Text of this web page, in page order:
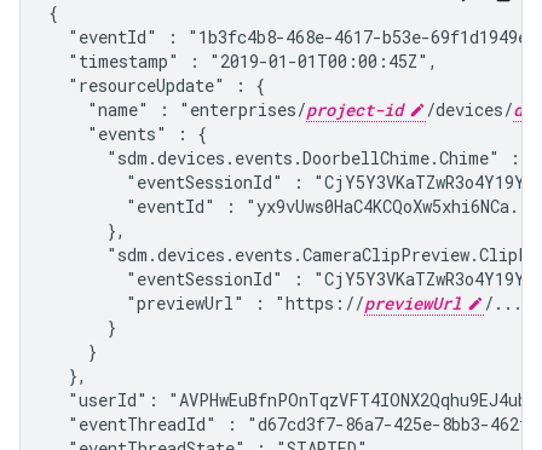
{
"eventId" : "1b3fc4b8-468e-4617-b53e-
  "timestamp" : "2019-01-01T00:00:45Z",
  "resourceUpdate" : {
    "name" : "enterprises/
project-id /devices/
    "events" : {
      "sdm.devices.events.DoorbellChime.Chime" : {
"eventSessionId" :
"eventId" :
      },
"eventSessionId" :
        "previewUrl" : "https://
previewUrl
/..."
      }
    }
  },
"userId":
"eventThreadId" : "d67cd3f7-86a7-425e-8bb3-